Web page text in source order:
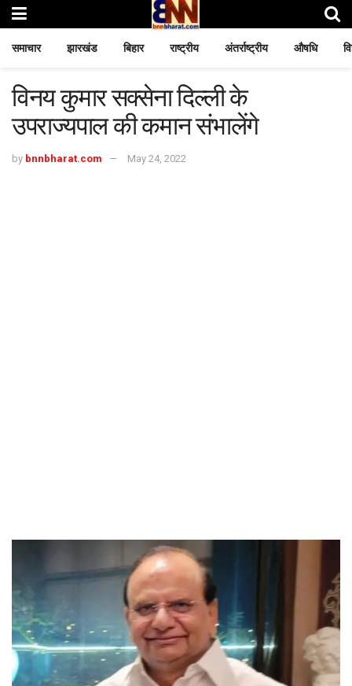
समाचार झारखंड बिहार राष्ट्रीय अंतर्राष्ट्रीय औषधि
विनय कुमार सक्सेना दिल्ली के
उपराज्यपाल की कमान संभालेंगे
by bnnbharat.com May 24, 2022